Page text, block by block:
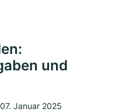
und
07. Januar 2025